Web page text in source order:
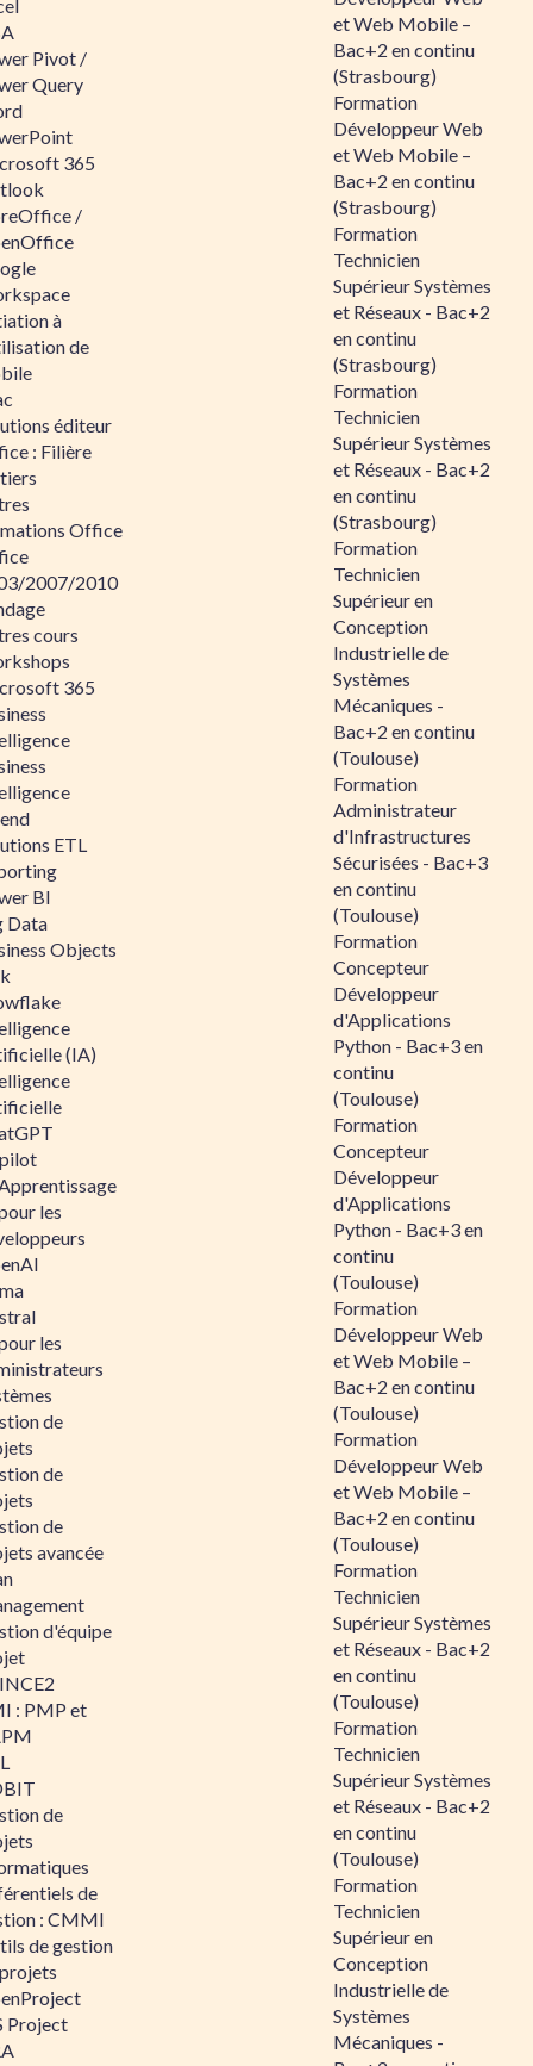
Pivot /
Query
365
/
à
de
éditeur
: Filière
Office
2007/2010
cours
365
ETL
BI
Data
Objects
(IA)
les
les
de
de
de
avancée
d'équipe
: PMP et
de
de
: CMMI
de gestion
Project
et Web Mobile –
Bac+2 en continu
(Strasbourg)
Formation
Développeur Web
et Web Mobile –
Bac+2 en continu
(Strasbourg)
Formation
Technicien
Supérieur Systèmes
et Réseaux - Bac+2
en continu
(Strasbourg)
Formation
Technicien
Supérieur Systèmes
et Réseaux - Bac+2
en continu
(Strasbourg)
Formation
Technicien
Supérieur en
Conception
Industrielle de
Systèmes
Mécaniques -
Bac+2 en continu
(Toulouse)
Formation
Administrateur
d'Infrastructures
Sécurisées - Bac+3
en continu
(Toulouse)
Formation
Concepteur
Développeur
d'Applications
Python - Bac+3 en
continu
(Toulouse)
Formation
Concepteur
Développeur
d'Applications
Python - Bac+3 en
continu
(Toulouse)
Formation
Développeur Web
et Web Mobile –
Bac+2 en continu
(Toulouse)
Formation
Développeur Web
et Web Mobile –
Bac+2 en continu
(Toulouse)
Formation
Technicien
Supérieur Systèmes
et Réseaux - Bac+2
en continu
(Toulouse)
Formation
Technicien
Supérieur Systèmes
et Réseaux - Bac+2
en continu
(Toulouse)
Formation
Technicien
Supérieur en
Conception
Industrielle de
Systèmes
Mécaniques -